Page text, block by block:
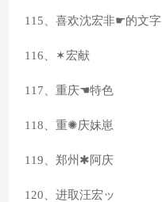
115、喜欢沈宏非☛的文字
116、✶宏献
117、重庆☚特色
118、重✺庆妹崽
119、郑州✱阿庆
120、进取汪宏ッ